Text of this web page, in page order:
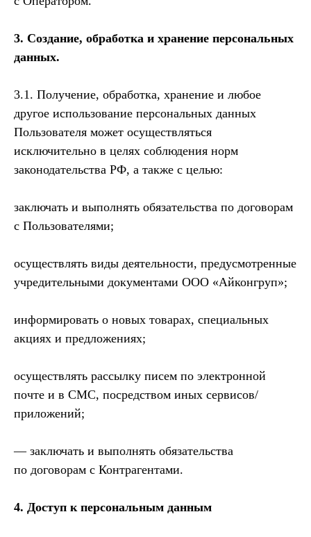
3. Создание, обработка и хранение персональных
данных.
3.1. Получение, обработка, хранение и любое
другое использование персональных данных
Пользователя может осуществляться
исключительно в целях соблюдения норм
законодательства РФ, а также с целью:
заключать и выполнять обязательства по договорам
с Пользователями;
осуществлять виды деятельности, предусмотренные
учредительными документами ООО «Айконгруп»;
информировать о новых товарах, специальных
акциях и предложениях;
осуществлять рассылку писем по электронной
почте и в СМС, посредством иных сервисов/
приложений;
— заключать и выполнять обязательства
по договорам с Контрагентами.
4. Доступ к персональным данным